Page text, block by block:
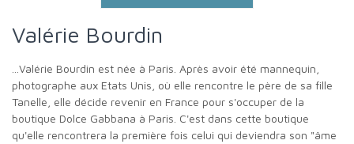
Valérie Bourdin
...Valérie Bourdin est née à Paris. Après avoir été mannequin,
photographe aux Etats Unis, où elle rencontre le père de sa fille
Tanelle, elle décide revenir en France pour s'occuper de la
boutique Dolce Gabbana à Paris. C'est dans cette boutique
qu'elle rencontrera la première fois celui qui deviendra son "âme